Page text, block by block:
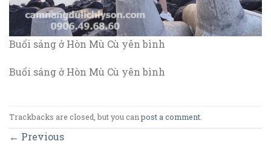
Buổi sáng ở Hòn Mù Cù yên bình
Buổi sáng ở Hòn Mù Cù yên bình
Trackbacks are closed, but you canpost a comment
← Previous